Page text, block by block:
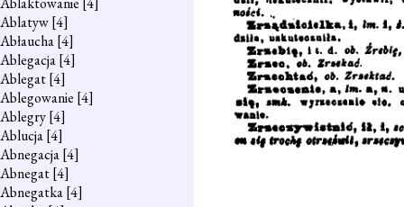
Ablatyw[4]
Abłaucha[4]
Ablegacja[4]
Ablegat[4]
Ablegowanie [4]
Ablegry[4]
Ablucja[4]
Abnegacja[4]
Abnegat[4]
Abnegatka[4]